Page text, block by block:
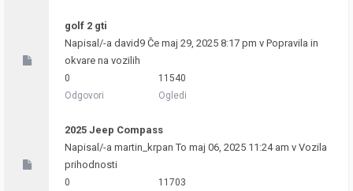
golf 2 gti
Napisal/-a david9 Če maj 29, 2025 8:17 pm v Popravila in
okvare na vozilih
0
Odgovori
11540
Ogledi
2025 Jeep Compass
Napisal/-a martin_krpan To maj 06, 2025 11:24 am v Vozila
prihodnosti
0
11703